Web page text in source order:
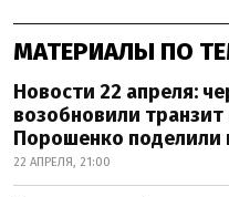
МАТЕРИАЛЫ ПО
Новости 22 апреля:
возобновили
Порошенко поделили
22 АПРЕЛЯ, 21:00